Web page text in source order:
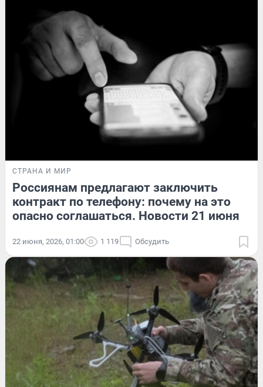
СТРАНА И МИР
Россиянам предлагают заключить
контракт по телефону: почему на это
опасно соглашаться. Новости 21 июня
22 июня, 2026, 01:00 1 119 Обсудить